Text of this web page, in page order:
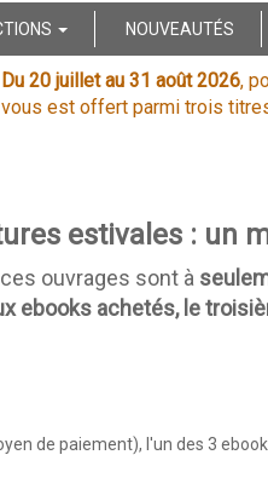
NOUVEAUTÉS
Du 20 juillet au 31 août 2026,
vous est offert parmi trois
estivales : un
ouvrages sont à
ebooks achetés, le
de paiement), l'un des 3